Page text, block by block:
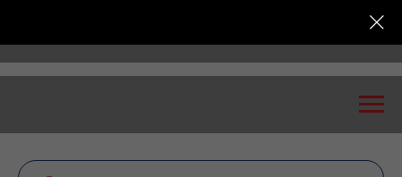
конференция «Транспортная безопасность: